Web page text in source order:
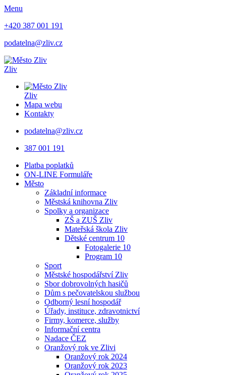
Menu
+420 387 001 191
podatelna@zliv.cz
Zliv
Zliv
Mapa webu
Kontakty
podatelna@zliv.cz
387 001 191
Platba poplatků
ON-LINE Formuláře
Město
Základní informace
Městská knihovna Zliv
Spolky a organizace
ZŠ a ZUŠ Zliv
Mateřská škola Zliv
Dětské centrum 10
Fotogalerie 10
Program 10
Sport
Městské hospodářství Zliv
Sbor dobrovolných hasičů
Dům s pečovatelskou službou
Odborný lesní hospodář
Úřady, instituce, zdravotnictví
Firmy, komerce, služby
Informační centra
Nadace ČEZ
Oranžový rok ve Zlivi
Oranžový rok 2024
Oranžový rok 2023